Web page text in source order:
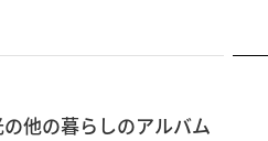
他の暮らしのアルバム